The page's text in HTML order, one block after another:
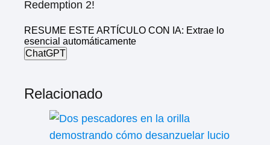
Redemption 2!
RESUME ESTE ARTÍCULO CON IA: Extrae lo
esencial automáticamente
ChatGPT
Relacionado